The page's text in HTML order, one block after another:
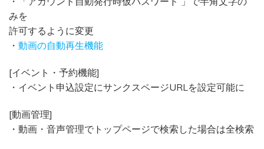
みを
許可するように変更
・ 動画の自動再生機能
[イベント・予約機能]
・イベント申込設定にサンクスページURLを設定可能に
[動画管理]
・動画・音声管理でトップページで検索した場合は全検索